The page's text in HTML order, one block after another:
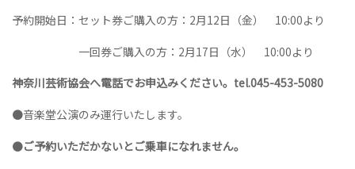
予約開始日：セット券ご購入の方：2月12日（金） 10:00より
一回券ご購入の方：2月17日（水） 10:00より
神奈川芸術協会へ電話でお申込みください。tel.045-453-5080
●音楽堂公演のみ運行いたします。
●ご予約いただかないとご乗車になれません。